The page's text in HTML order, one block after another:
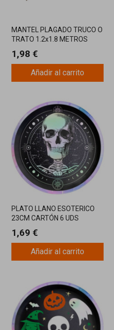
MANTEL PLAGADO TRUCO O
TRATO 1.2x1.8 METROS
1,98 €
Añadir al carrito
PLATO LLANO ESOTERICO
23CM CARTÓN 6 UDS
1,69 €
Añadir al carrito